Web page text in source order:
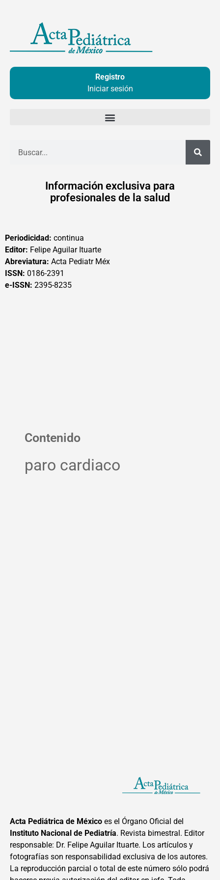
contenido
Registro
Iniciar sesión
Información exclusiva para
profesionales de la salud
Periodicidad: continua
Editor: Felipe Aguilar Ituarte
Abreviatura: Acta Pediatr Méx
ISSN: 0186-2391
e-ISSN: 2395-8235
Contenido
paro cardiaco
Acta Pediátrica de México es el Órgano Oficial del
Instituto Nacional de Pediatría. Revista bimestral. Editor
responsable: Dr. Felipe Aguilar Ituarte. Los artículos y
fotografías son responsabilidad exclusiva de los autores.
La reproducción parcial o total de este número sólo podrá